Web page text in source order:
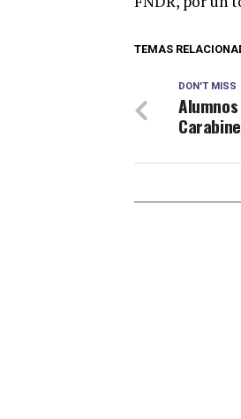
TEMAS
DON'T MISS